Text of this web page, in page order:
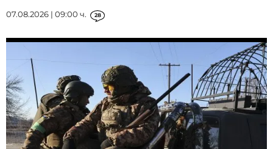
07.08.2026 | 09:00 ч. 28